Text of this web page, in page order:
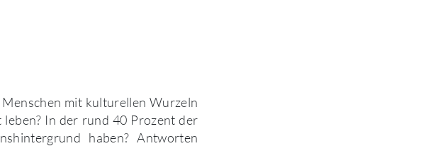
mit kulturellen Wurzeln
In der rund 40 Prozent der
haben? Antworten